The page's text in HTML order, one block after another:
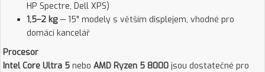
HP Spectre, Dell XPS)
1,5–2 kg— 15" modely s větším displejem, vhodné pro
domácí kancelář
Procesor
Intel Core Ultra 5 nebo AMD Ryzen 5 8000 jsou dostatečné pro